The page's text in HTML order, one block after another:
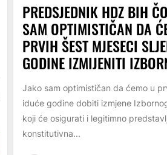
PREDSJEDNIK HDZ BIH
SAM OPTIMISTIČAN DA
PRVIH ŠEST MJESECI
GODINE IZMIJENITI
Jako sam optimističan da ćemo u
iduće godine dobiti izmjene
koji će osigurati i legitimno
konstitutivna...